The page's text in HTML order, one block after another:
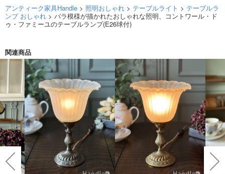
アンティーク家具Handle > 照明おしゃれ > テーブルライト > テーブルラ
ンプ おしゃれ > バラ模様が描かれたおしゃれな照明、コントワール・ド
ゥ・ファミーユのテーブルランプ(E26球付)
関連商品